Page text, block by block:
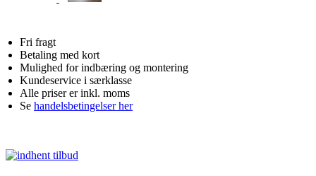
Fri fragt
Betaling med kort
Mulighed for indbæring og montering
Kundeservice i særklasse
Alle priser er inkl. moms
Se handelsbetingelser her